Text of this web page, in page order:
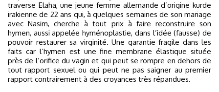
traverse Elaha, une jeune femme allemande d’origine kurde
irakienne de 22 ans qui, à quelques semaines de son mariage
avec Nasim, cherche à tout prix à faire reconstruire son
hymen, aussi appelée hyménoplastie, dans l’idée (fausse) de
pouvoir restaurer sa virginité. Une garantie fragile dans les
faits car l’hymen est une fine membrane élastique située
près de l’orifice du vagin et qui peut se rompre en dehors de
tout rapport sexuel ou qui peut ne pas saigner au premier
rapport contrairement à des croyances très répandues.